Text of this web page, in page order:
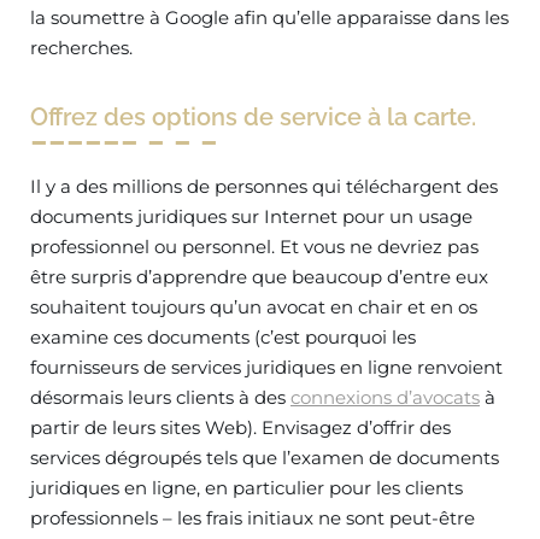
la soumettre à Google afin qu’elle apparaisse dans les
recherches.
Offrez des options de service à la carte.
Il y a des millions de personnes qui téléchargent des
documents juridiques sur Internet pour un usage
professionnel ou personnel. Et vous ne devriez pas
être surpris d’apprendre que beaucoup d’entre eux
souhaitent toujours qu’un avocat en chair et en os
examine ces documents (c’est pourquoi les
fournisseurs de services juridiques en ligne renvoient
désormais leurs clients à des connexions d’avocats à
partir de leurs sites Web). Envisagez d’offrir des
services dégroupés tels que l’examen de documents
juridiques en ligne, en particulier pour les clients
professionnels – les frais initiaux ne sont peut-être